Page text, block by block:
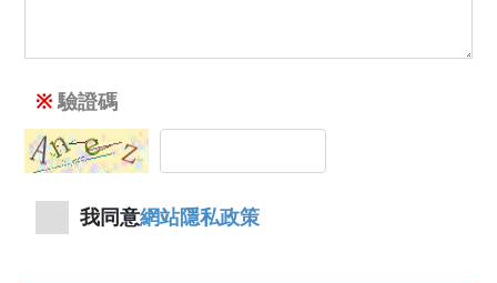
驗證碼
我同意網站隱私政策